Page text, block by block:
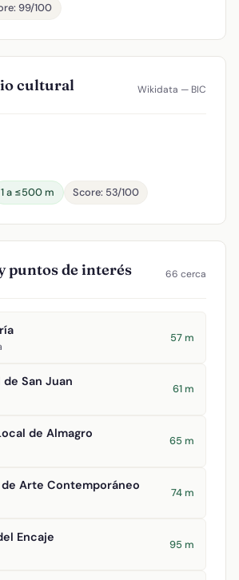
99/100
cultural Wikidata — BIC
1 a ≤500 m Score: 53/100
puntos de interés 66 cerca
57 m
San Juan
61 m
de Almagro
65 m
de Arte Contemporáneo
74 m
Encaje
95 m